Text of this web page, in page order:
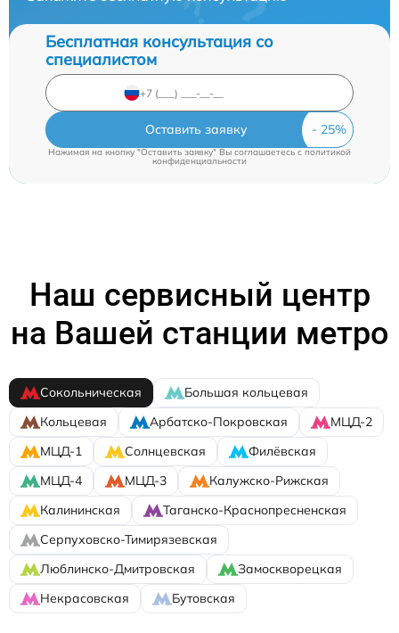
Бесплатная консультация со
специалистом
Оставить заявку
Нажимая на кнопку "Оставить заявку" Вы соглашаетесь c политикой
конфиденциальности
Наш сервисный центр
на Вашей станции метро
Сокольническая
Большая кольцевая
Кольцевая
Арбатско-Покровская
МЦД-2
МЦД-1
Солнцевская
Филёвская
МЦД-4
МЦД-3
Калужско-Рижская
Калининская
Таганско-Краснопресненская
Серпуховско-Тимирязевская
Люблинско-Дмитровская
Замоскворецкая
Некрасовская
Бутовская